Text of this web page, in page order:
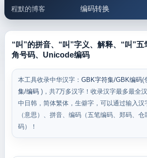
程默的博客 编码转换
邮件工具 生活便民
“叫”的拼音、“叫”字义、解释、“叫”
角号码、Unicode编码
本工具收录中华汉字： GBK字符集/GBK编码(
集/编码 )，共7万多汉字！收录汉字最多最全
中日韩，简体繁体，生僻字，可以通过输入汉
（意思）、拼音、编码（五笔编码、郑码、
码）！